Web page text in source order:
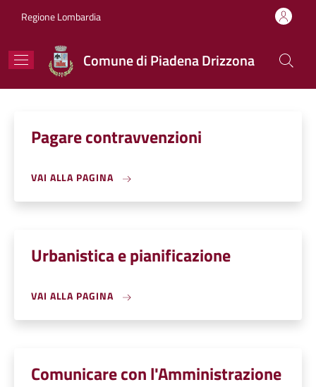
Regione Lombardia
Comune di Piadena Drizzona
Pagare contravvenzioni
VAI ALLA PAGINA
Urbanistica e pianificazione
VAI ALLA PAGINA
Comunicare con l'Amministrazione